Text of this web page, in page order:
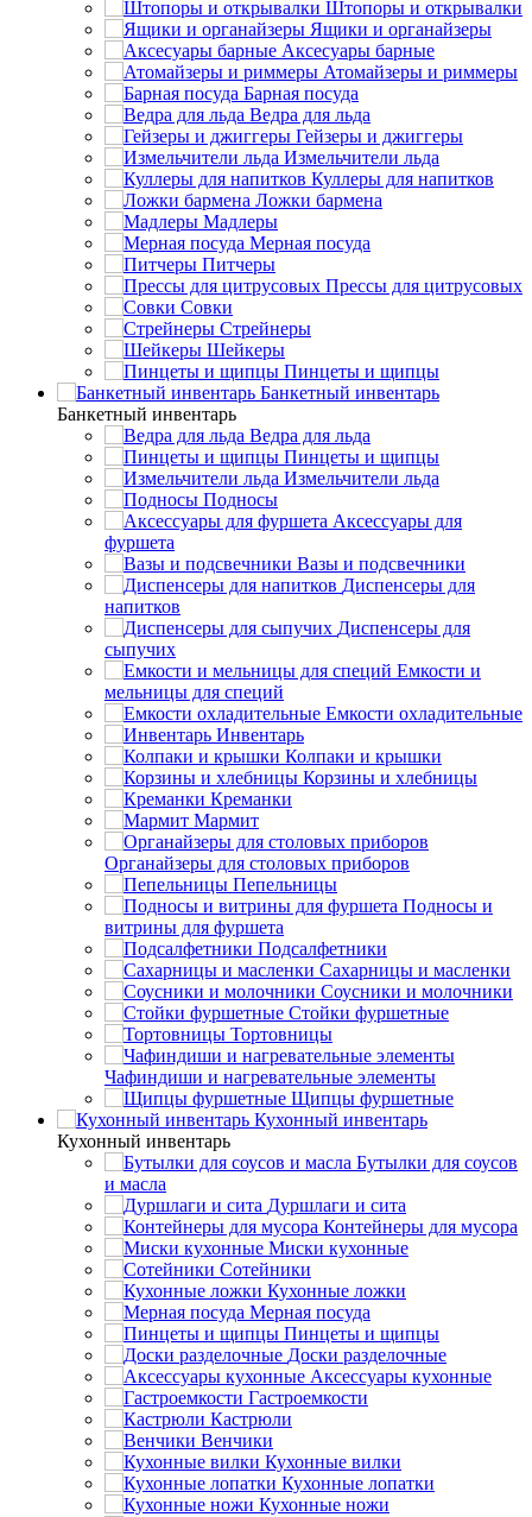
Штопоры и открывалки
Ящики и органайзеры
Аксесуары барные
Атомайзеры и риммеры
Барная посуда
Ведра для льда
Гейзеры и джиггеры
Измельчители льда
Куллеры для напитков
Ложки бармена
Мадлеры
Мерная посуда
Питчеры
Прессы для цитрусовых
Совки
Стрейнеры
Шейкеры
Пинцеты и щипцы
Банкетный инвентарь
Банкетный инвентарь
Ведра для льда
Пинцеты и щипцы
Измельчители льда
Подносы
Аксессуары для
фуршета
Вазы и подсвечники
Диспенсеры для
напитков
Диспенсеры для
сыпучих
Емкости и
мельницы для специй
Емкости охладительные
Инвентарь
Колпаки и крышки
Корзины и хлебницы
Креманки
Мармит
Органайзеры для столовых приборов
Пепельницы
Подносы и
витрины для фуршета
Подсалфетники
Сахарницы и масленки
Соусники и молочники
Стойки фуршетные
Тортовницы
Чафиндиши и нагревательные элементы
Щипцы фуршетные
Кухонный инвентарь
Кухонный инвентарь
Бутылки для соусов
и масла
Дуршлаги и сита
Контейнеры для мусора
Миски кухонные
Сотейники
Кухонные ложки
Мерная посуда
Пинцеты и щипцы
Доски разделочные
Аксессуары кухонные
Гастроемкости
Кастрюли
Венчики
Кухонные вилки
Кухонные лопатки
Кухонные ножи